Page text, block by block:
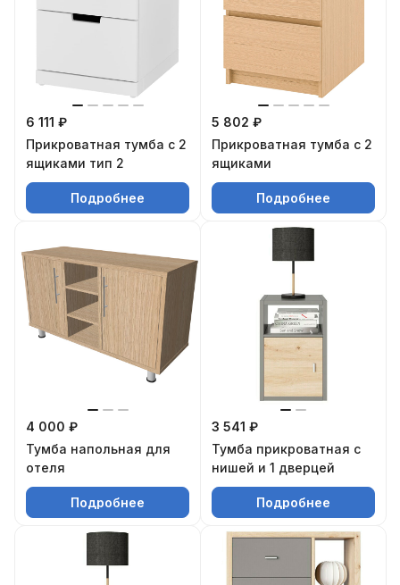
6 111 ₽
Прикроватная тумба с 2
ящиками тип 2
Подробнее
5 802 ₽
Прикроватная тумба с 2
ящиками
Подробнее
4 000 ₽
Тумба напольная для
отеля
Подробнее
3 541 ₽
Тумба прикроватная с
нишей и 1 дверцей
Подробнее